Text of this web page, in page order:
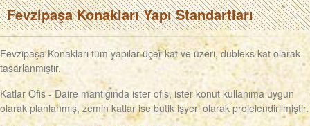
Fevzipaşa Konakları Yapı Standartları
Fevzipaşa Konakları tüm yapılar üçer kat ve üzeri, dubleks kat olarak
tasarlanmıştır.
Katlar Ofis - Daire mantığında ister ofis, ister konut kullanıma uygun
olarak planlanmış, zemin katlar ise butik işyeri olarak projelendirilmiştir.